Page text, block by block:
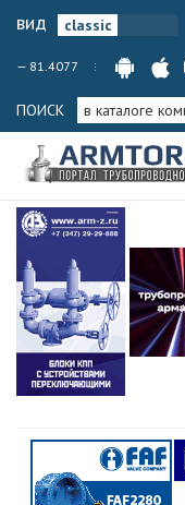
вид
— 81.4077
ПОИСК в каталоге